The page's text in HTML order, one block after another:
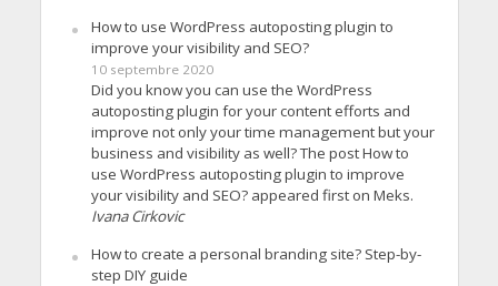
How to use WordPress autoposting plugin to
improve your visibility and SEO?
10 septembre 2020
Did you know you can use the WordPress
autoposting plugin for your content efforts and
improve not only your time management but your
business and visibility as well? The post How to
use WordPress autoposting plugin to improve
your visibility and SEO? appeared first on Meks.
Ivana Cirkovic
How to create a personal branding site? Step-by-
step DIY guide